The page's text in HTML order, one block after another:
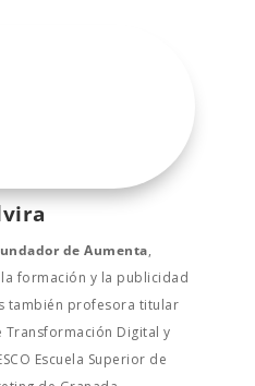
de Aumenta,
formación y la publicidad
también profesora titular
Transformación Digital y
Escuela Superior de